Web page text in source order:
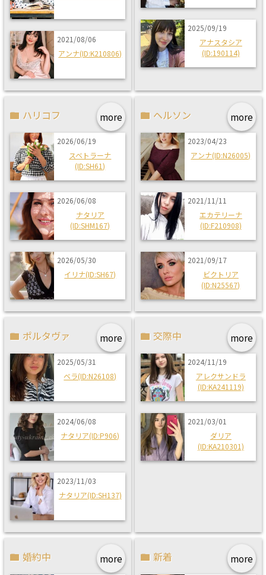
2021/08/06
アンナ(ID:K210806)
2025/09/19
アナスタシア
(ID:190114)
more
ハリコフ
2026/06/19
スベトラーナ
(ID:SH61)
2026/06/08
ナタリア
(ID:SHM167)
2026/05/30
イリナ(ID:SH67)
more
ヘルソン
2023/04/23
アンナ(ID:N26005)
2021/11/11
エカテリーナ
(ID:F210908)
2021/09/17
ビクトリア
(ID:N25567)
more
ポルタヴァ
2025/05/31
ベラ(ID:N26108)
2024/06/08
ナタリア(ID:P906)
2023/11/03
ナタリア(ID:SH137)
more
交際中
2024/11/19
アレクサンドラ
(ID:KA241119)
2021/03/01
ダリア
(ID:KA210301)
more
婚約中 more
新着